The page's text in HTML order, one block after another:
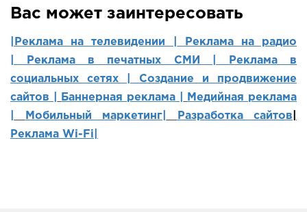
Вас может заинтересовать
|Реклама на телевидении |
Реклама на радио
Реклама в печатных СМИ |
Реклама в
социальных сетях | Создание и продвижение
сайтов
Баннерная реклама |
Медийная реклама
Мобильный маркетинг Разработка сайтов
Реклама Wi-Fi|